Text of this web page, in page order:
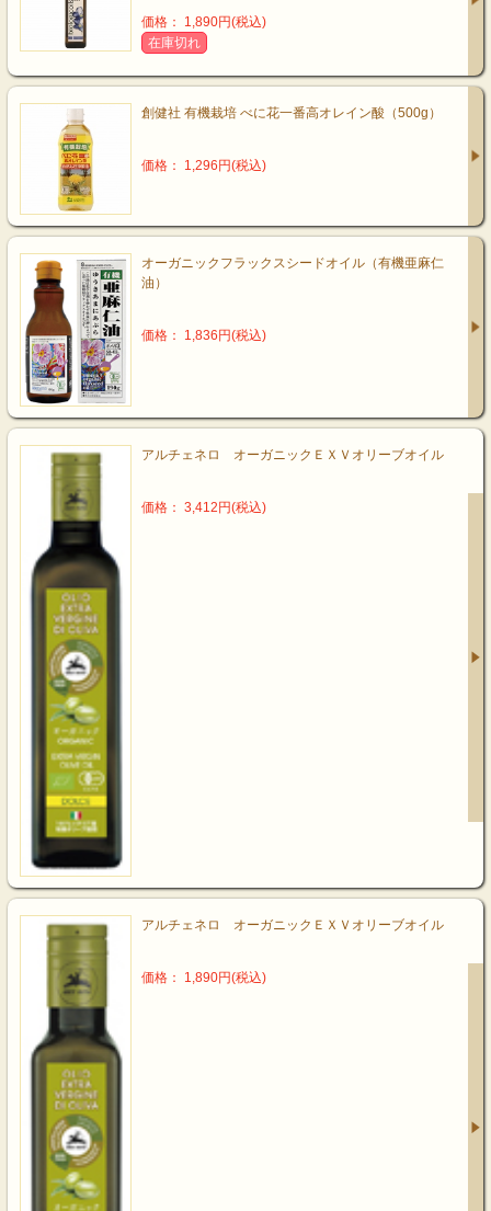
価格： 1,890円(税込)
在庫切れ
創健社 有機栽培 べに花一番高オレイン酸（500g）
価格： 1,296円(税込)
オーガニックフラックスシードオイル（有機亜麻仁
油）
価格： 1,836円(税込)
アルチェネロ オーガニックＥＸＶオリーブオイル
価格： 3,412円(税込)
アルチェネロ オーガニックＥＸＶオリーブオイル
価格： 1,890円(税込)